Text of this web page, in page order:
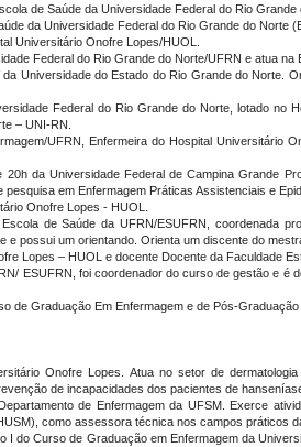
de Saúde da Universidade Federal do Rio Grande
da Universidade Federal do Rio Grande do Norte
Universitário Onofre Lopes/HUOL.
Federal do Rio Grande do Norte/UFRN e atua na
Universidade do Estado do Rio Grande do Norte.
Federal do Rio Grande do Norte, lotado no
– UNI-RN.
UFRN, Enfermeira do Hospital Universitário
da Universidade Federal de Campina Grande
em Enfermagem Práticas Assistenciais e
Onofre Lopes - HUOL.
de Saúde da UFRN/ESUFRN, coordenada
possui um orientando. Orienta um discente do
Lopes – HUOL e docente Docente da Faculdade
ESUFRN, foi coordenador do curso de gestão e é
de Graduação Em Enfermagem e de Pós-
Onofre Lopes. Atua no setor de
de incapacidades dos pacientes de
de Enfermagem da UFSM. Exerce
como assessora técnica nos campos práticos
I do Curso de Graduação em Enfermagem da